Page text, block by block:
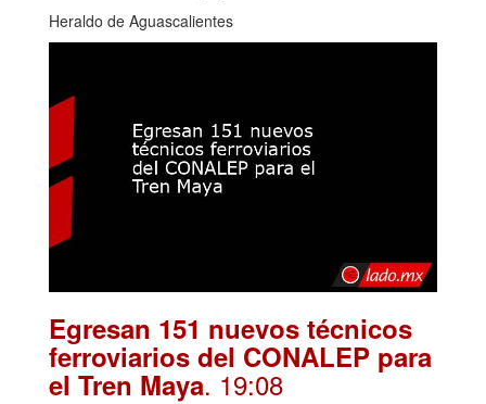
Heraldo de Aguascalientes
Egresan 151 nuevos técnicos
ferroviarios del CONALEP para
el Tren Maya. 19:08